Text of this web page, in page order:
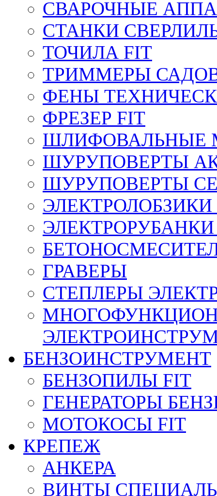
СВАРОЧНЫЕ
СТАНКИ
ТОЧИЛА FIT
ТРИММЕРЫ
ФЕНЫ
ФРЕЗЕР FIT
ШЛИФОВАЛЬНЫЕ
ШУРУПОВЕРТЫ
ШУРУПОВЕРТЫ
ЭЛЕКТРОЛОБЗИКИ
ЭЛЕКТРОРУБАНКИ
ГРАВЕРЫ
СТЕПЛЕРЫ
БЕНЗОИНСТРУМЕНТ
БЕНЗОПИЛЫ FIT
ГЕНЕРАТОРЫ
МОТОКОСЫ FIT
КРЕПЕЖ
АНКЕРА
ВИНТЫ